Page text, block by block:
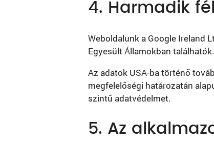
4. Harmadik
Weboldalunk a Google Ireland
Egyesült Államokban találhatók.
Az adatok USA-ba történő
megfelelőségi határozatán
szintű adatvédelmet.
5. Az